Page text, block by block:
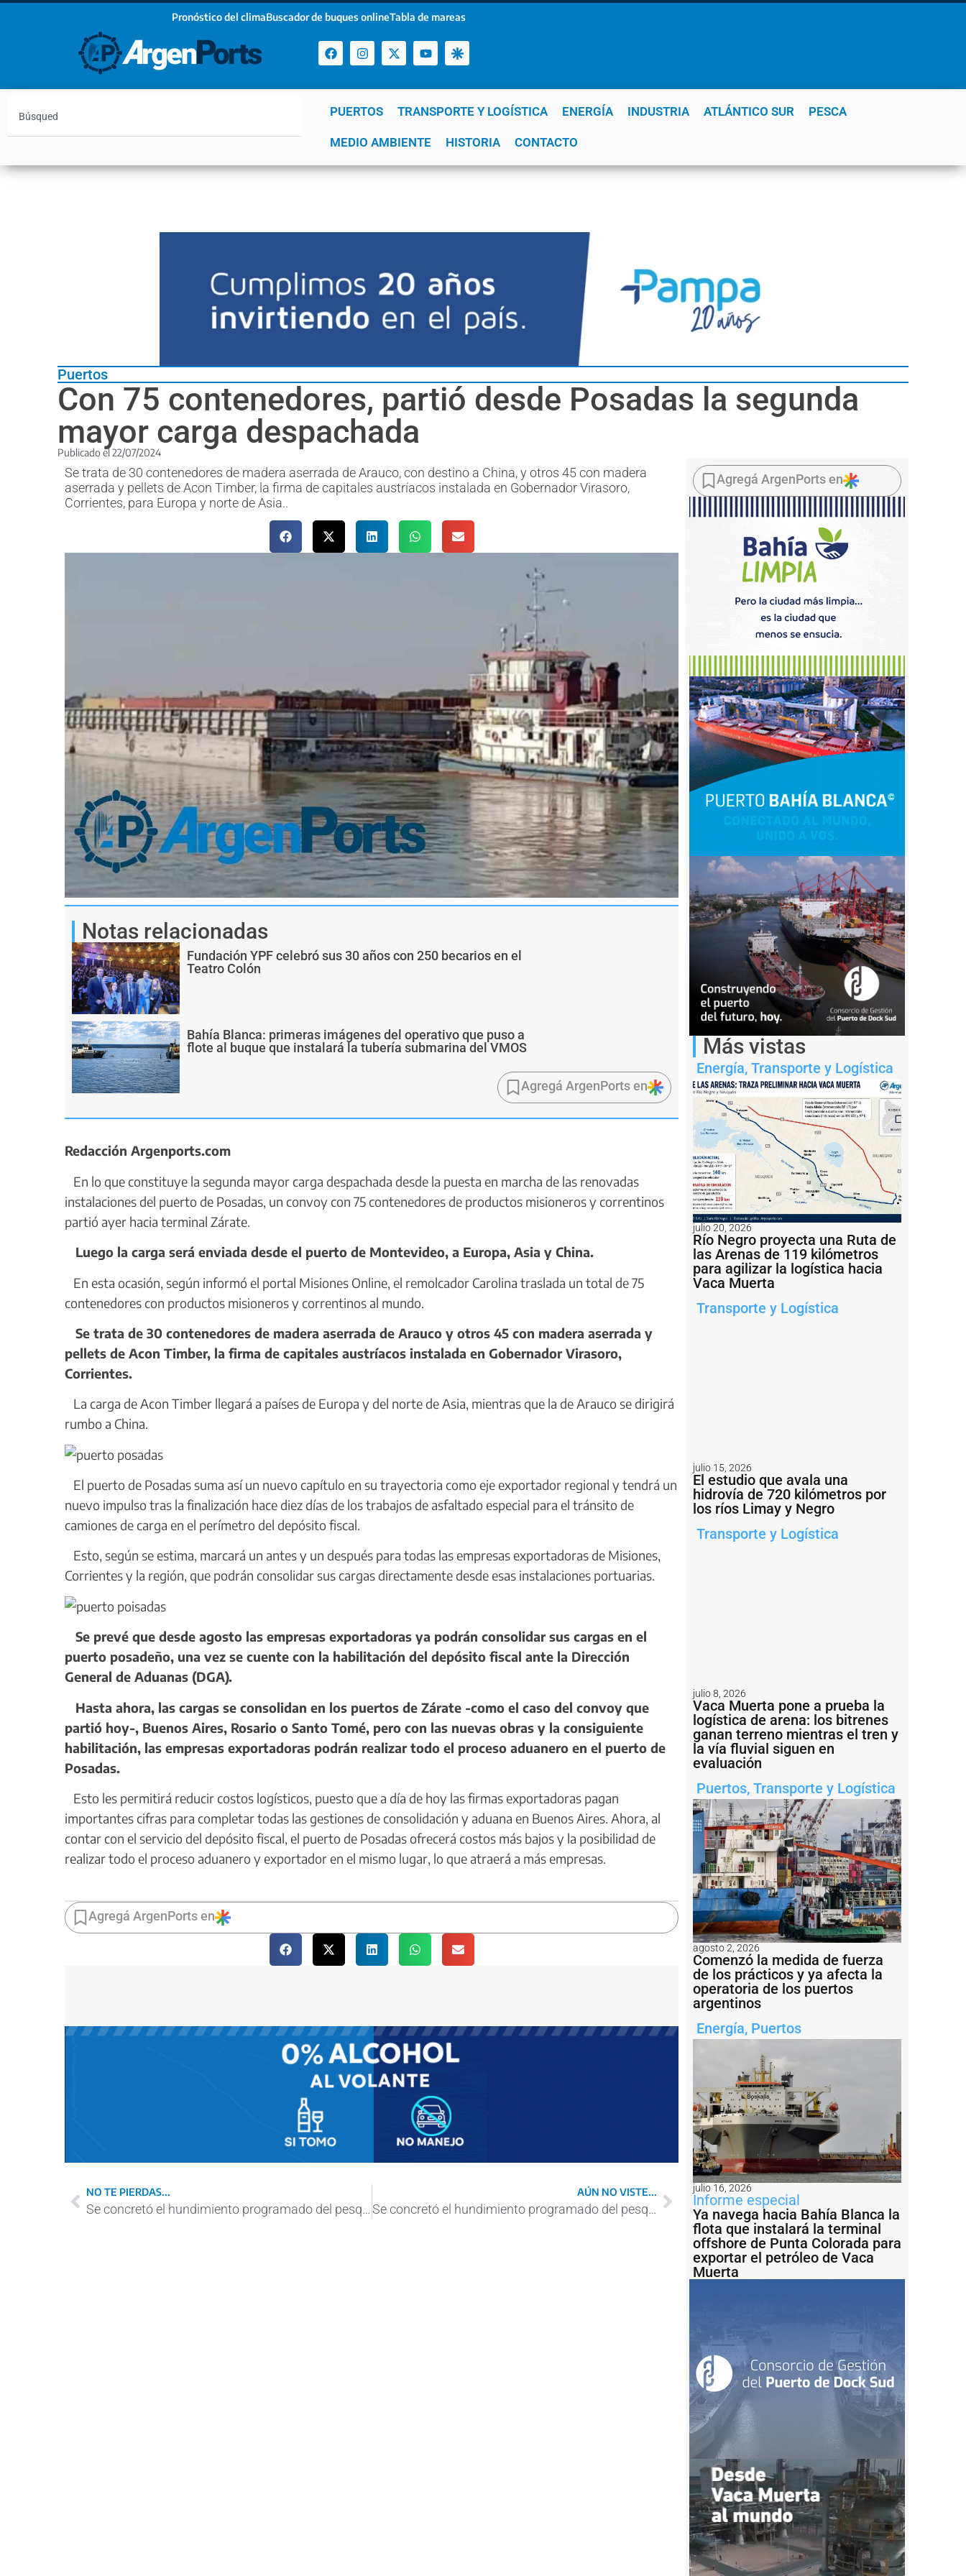
Pronóstico del climaBuscador de buques onlineTabla de mareas
PUERTOS TRANSPORTE Y LOGÍSTICA ENERGÍA INDUSTRIA ATLÁNTICO SUR PESCA
MEDIO AMBIENTE HISTORIA CONTACTO
YPF GNL Mar del Plata Patagonia Quequén
Puertos
Con 75 contenedores, partió desde Posadas la segunda
mayor carga despachada
Publicado el22/07/2024
Se trata de 30 contenedores de madera aserrada de Arauco, con destino a China, y otros 45 con madera
aserrada y pellets de Acon Timber, la firma de capitales austríacos instalada en Gobernador Virasoro,
Corrientes, para Europa y norte de Asia..
Notas relacionadas
Fundación YPF celebró sus 30 años con 250 becarios en el
Teatro Colón
Bahía Blanca: primeras imágenes del operativo que puso a
flote al buque que instalará la tubería submarina del VMOS
Agregá ArgenPorts en
Redacción Argenports.com
En lo que constituye la segunda mayor carga despachada desde la puesta en marcha de las renovadas
instalaciones del puerto de Posadas, un convoy con 75 contenedores de productos misioneros y correntinos
partió ayer hacia terminal Zárate.
Luego la carga será enviada desde el puerto de Montevideo, a Europa, Asia y China.
En esta ocasión, según informó el portal Misiones Online, el remolcador Carolina traslada un total de 75
contenedores con productos misioneros y correntinos al mundo.
Se trata de 30 contenedores de madera aserrada de Arauco y otros 45 con madera aserrada y
pellets de Acon Timber, la firma de capitales austríacos instalada en Gobernador Virasoro,
Corrientes.
La carga de Acon Timber llegará a países de Europa y del norte de Asia, mientras que la de Arauco se dirigirá
rumbo a China.
El puerto de Posadas suma así un nuevo capítulo en su trayectoria como eje exportador regional y tendrá un
nuevo impulso tras la finalización hace diez días de los trabajos de asfaltado especial para el tránsito de
camiones de carga en el perímetro del depósito fiscal.
Esto, según se estima, marcará un antes y un después para todas las empresas exportadoras de Misiones,
Corrientes y la región, que podrán consolidar sus cargas directamente desde esas instalaciones portuarias.
Se prevé que desde agosto las empresas exportadoras ya podrán consolidar sus cargas en el
puerto posadeño, una vez se cuente con la habilitación del depósito fiscal ante la Dirección
General de Aduanas (DGA).
Hasta ahora, las cargas se consolidan en los puertos de Zárate -como el caso del convoy que
partió hoy-, Buenos Aires, Rosario o Santo Tomé, pero con las nuevas obras y la consiguiente
habilitación, las empresas exportadoras podrán realizar todo el proceso aduanero en el puerto de
Posadas.
Esto les permitirá reducir costos logísticos, puesto que a día de hoy las firmas exportadoras pagan
importantes cifras para completar todas las gestiones de consolidación y aduana en Buenos Aires. Ahora, al
contar con el servicio del depósito fiscal, el puerto de Posadas ofrecerá costos más bajos y la posibilidad de
realizar todo el proceso aduanero y exportador en el mismo lugar, lo que atraerá a más empresas.
Agregá ArgenPorts en
NO TE PIERDAS...
Se concretó el hundimiento programado del pesquero Sirius en Mar del Plata
AÚN NO VISTE...
Se concretó el hundimiento programado del pesquero Sirius en Mar del Plata
Agregá ArgenPorts en
Más vistas
Energía, Transporte y Logística
julio 20, 2026
Río Negro proyecta una Ruta de
las Arenas de 119 kilómetros
para agilizar la logística hacia
Vaca Muerta
Transporte y Logística
julio 15, 2026
El estudio que avala una
hidrovía de 720 kilómetros por
los ríos Limay y Negro
Transporte y Logística
julio 8, 2026
Vaca Muerta pone a prueba la
logística de arena: los bitrenes
ganan terreno mientras el tren y
la vía fluvial siguen en
evaluación
Puertos, Transporte y Logística
agosto 2, 2026
Comenzó la medida de fuerza
de los prácticos y ya afecta la
operatoria de los puertos
argentinos
Energía, Puertos
julio 16, 2026
Informe especial
Ya navega hacia Bahía Blanca la
flota que instalará la terminal
offshore de Punta Colorada para
exportar el petróleo de Vaca
Muerta
¡Sumate a nuestro Newsletter!
Email
Estoy de acuerdo con las condiciones y políticas de